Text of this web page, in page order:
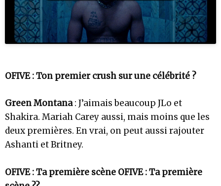
OFIVE : Ton premier crush sur une célébrité ?
Green Montana: J’aimais beaucoup JLo et
Shakira. Mariah Carey aussi, mais moins que les
deux premières. En vrai, on peut aussi rajouter
Ashanti et Britney.
OFIVE : Ta première scène OFIVE : Ta première